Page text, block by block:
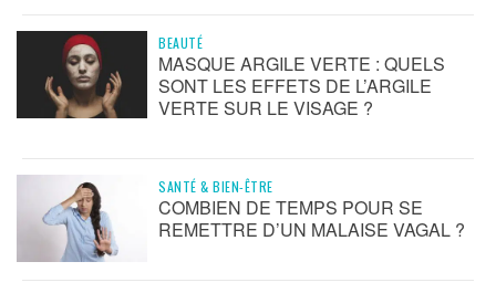
BEAUTÉ
MASQUE ARGILE VERTE : QUELS
SONT LES EFFETS DE L’ARGILE
VERTE SUR LE VISAGE ?
SANTÉ & BIEN-ÊTRE
COMBIEN DE TEMPS POUR SE
REMETTRE D’UN MALAISE VAGAL ?